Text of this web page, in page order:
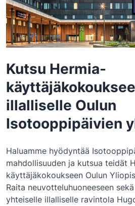
Kutsu Hermia-
illalliselle Oulun
Isotooppipäivien
Haluamme hyödyntää
mahdollisuuden ja kutsua teidät
käyttäjäkokoukseen Oulun
Raita neuvotteluhuoneeseen
yhteiselle illalliselle ravintola